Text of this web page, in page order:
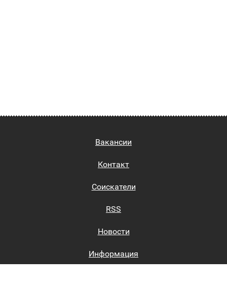
Вакансии
Контакт
Соискатели
RSS
Новости
Информация